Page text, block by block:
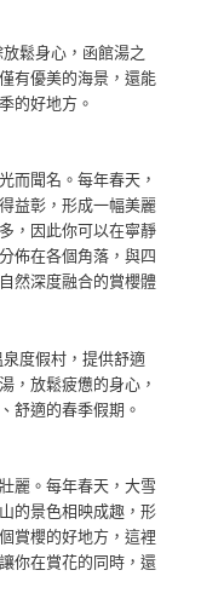
鬆身心，函館湯之
有優美的海景，還能
的好地方。
而聞名。每年春天，
益彰，形成一幅美麗
，因此你可以在寧靜
佈在各個角落，與四
然深度融合的賞櫻體
度假村，提供舒適
，放鬆疲憊的身心，
舒適的春季假期。
麗。每年春天，大雪
的景色相映成趣，形
賞櫻的好地方，這裡
你在賞花的同時，還